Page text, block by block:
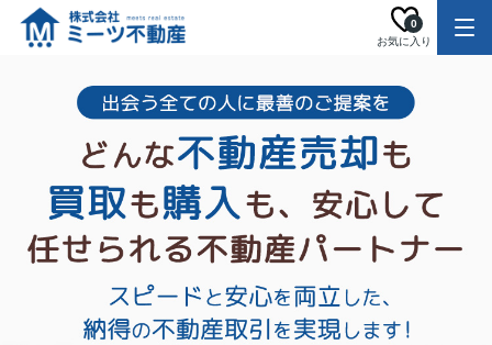
お気に入り
0